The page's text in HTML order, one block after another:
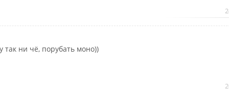
так ни чё, порубать моно))